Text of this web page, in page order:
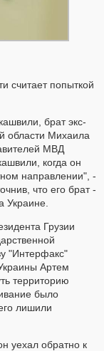
считает попыткой
брат экс-
области Михаила
МВД
когда он
направлении", -
что его брат -
Украине.
Грузии
"Интерфакс"
Артем
территорию
было
лишили
уехал обратно к